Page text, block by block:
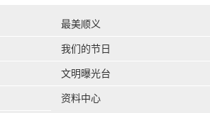
最美顺义
我们的节日
文明曝光台
资料中心